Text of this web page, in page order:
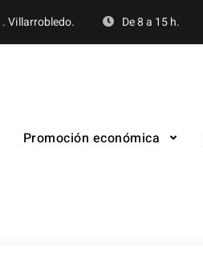
Villarrobledo. De 8 a 15 h.
Promoción económica